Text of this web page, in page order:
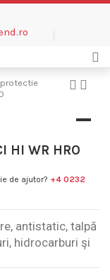
HI WR HRO
de ajutor? +4 0232
antistatic, talpă
hidrocarburi şi